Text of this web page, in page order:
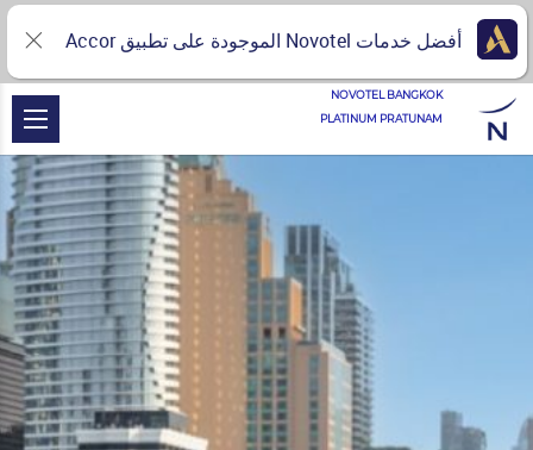
NOVOTEL BANGKOK
PLATINUM PRATUNAM
أفضل خدمات Novotel الموجودة على تطبيق Accor